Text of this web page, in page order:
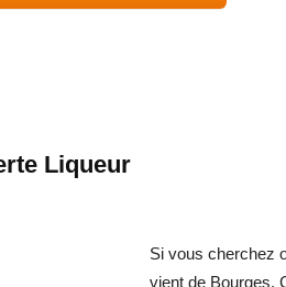
Liqueur
Si vous cherchez
vient de Bourges.